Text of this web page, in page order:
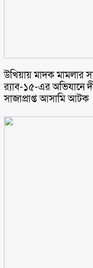
উখিয়ায় মাদক মামলার
র‌্যাব-১৫-এর অভিযানে
সাজাপ্রাপ্ত আসামি আটক